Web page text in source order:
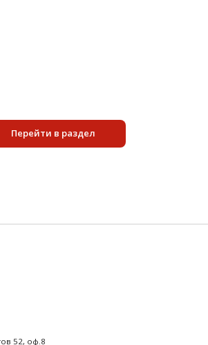
Перейти в раздел
52, оф.8